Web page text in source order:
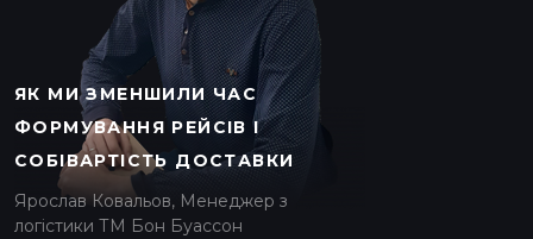
ЯК МИ ЗМЕНШИЛИ ЧАС
ФОРМУВАННЯ РЕЙСІВ І
СОБІВАРТІСТЬ ДОСТАВКИ
Ярослав Ковальов, Менеджер з
логістики ТМ Бон Буассон